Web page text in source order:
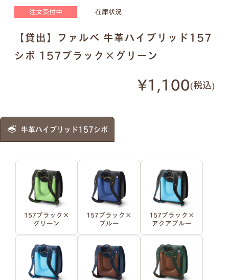
注文受付中 在庫状況
【貸出】ファルベ 牛革ハイブリッド157
シボ 157ブラック×グリーン
¥1,100 税込
牛革ハイブリッド157シボ
157ブラック×
グリーン
157ブラック×
ブルー
157ブラック×
アクアブルー
明朝体 筆記体
例1）フルネーム 明朝体 例2）苗字を略称 明朝体
例3）下の名前のみ 明朝体 例4）フルネーム 筆記体
例5）苗字を略称 筆記体 例6）下の名前のみ 筆記体